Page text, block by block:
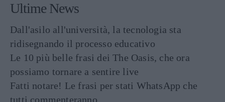
Ultime News
Dall'asilo all'università, la tecnologia sta
ridisegnando il processo educativo
Le 10 più belle frasi dei The Oasis, che ora
possiamo tornare a sentire live
Fatti notare! Le frasi per stati WhatsApp che
tutti commenteranno